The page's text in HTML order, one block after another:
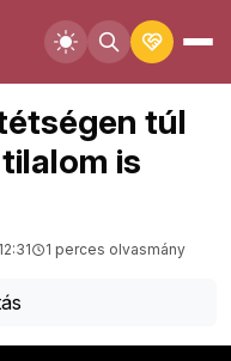
túl
is
1 perces olvasmány